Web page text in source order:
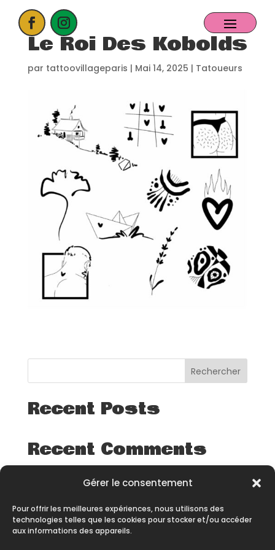
Gérer le consentement
Pour offrir les meilleures expériences, nous utilisons des
technologies telles que les cookies pour stocker et/ou accéder
aux informations des appareils.
ACCUEIL
PROCHAIN EVENT
CANDIDATER
NOS EXPOSANTS
CONTACT
PARTENAIRES
Le Roi Des Kobolds
par tattoovillageparis | Mai 14, 2025 | Tatoueurs
Rechercher
Recent Posts
Recent Comments